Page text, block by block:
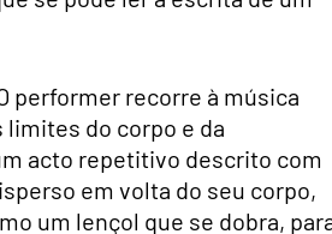
performer recorre à música
limites do corpo e da
acto repetitivo descrito com
em volta do seu corpo,
um lençol que se dobra,